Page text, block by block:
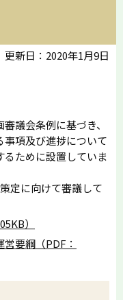
更新日：2020年1月9日
議会条例に基づき、
項及び進捗について
ために設置していま
定に向けて審議して
）
要綱（PDF：